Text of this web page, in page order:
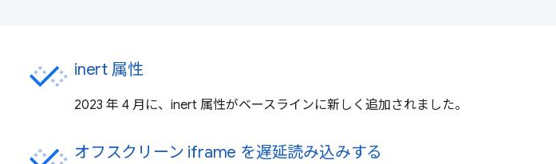
inert 属性
2023 年 4 月に、inert 属性がベースラインに新しく追加されました。
オフスクリーン iframe を遅延読み込みする